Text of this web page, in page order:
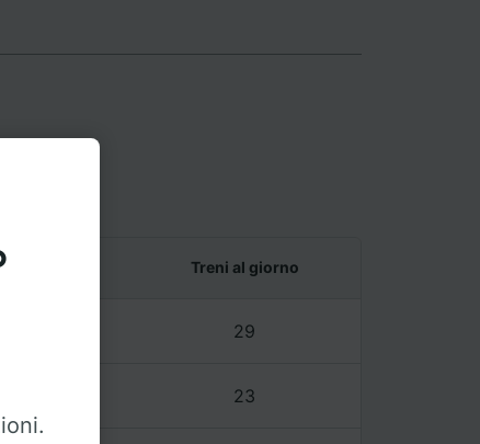
treno Treni al giorno
29
23